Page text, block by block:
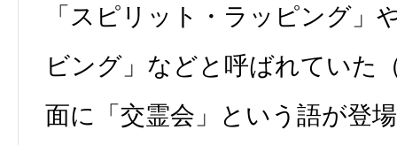
「スピリット・ラッピング」
ビング」などと呼ばれていた
面に「交霊会」という語が登